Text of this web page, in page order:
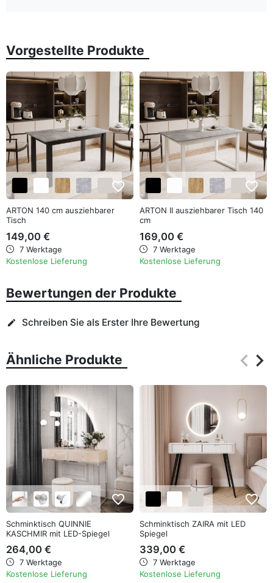
Vorgestellte Produkte
favorite_border
ARTON 140 cm ausziehbarer
Tisch
149,00 €
7 Werktage
Kostenlose Lieferung
favorite_border
ARTON II ausziehbarer Tisch 140
cm
169,00 €
7 Werktage
Kostenlose Lieferung
Bewertungen der Produkte
edit Schreiben Sie als Erster Ihre Bewertung
Ähnliche Produkte keyboard_arrow_left
keyboard_arrow_right
favorite_border
Schminktisch QUINNIE
KASCHMIR mit LED-Spiegel
264,00 €
7 Werktage
Kostenlose Lieferung
favorite_border
Schminktisch ZAIRA mit LED
Spiegel
339,00 €
7 Werktage
Kostenlose Lieferung